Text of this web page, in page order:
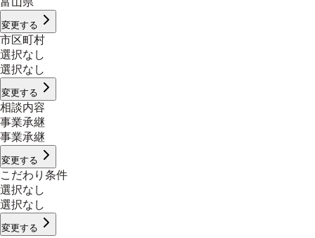
変更する
市区町村
選択なし
選択なし
変更する
相談内容
事業承継
事業承継
変更する
こだわり条件
選択なし
選択なし
変更する